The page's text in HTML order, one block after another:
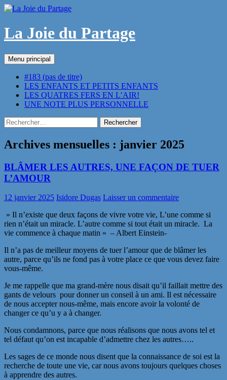
Aller
contenu
La Joie du Partage
Recherche
Menu principal
#183 (pas de titre)
LES ENFANTS ET PETITS ENFANTS
LES QUATRES FERS EN L’AIR!
UNE NOTE PLUS PERSONNELLE
Rechercher :
Archives mensuelles : janvier 2025
BLÂMER LES AUTRES, UNE FAÇON DE TUER
L’AMOUR
12 janvier 2025 Isidore Dugas Laisser un commentaire
» Il n’existe que deux façons de vivre votre vie, L’une comme si
rien n’était un miracle. L’autre comme si tout était un miracle. La
vie commence à chaque matin » – Albert Einstein-
Il n’a pas de meilleur moyens de tuer l’amour que de blâmer les
autre, parce qu’ils ne fond pas à votre place ce que vous devez faire
vous-même.
Je me rappelle que ma grand-mère nous disait qu’il faillait mettre des
gants de velours pour donner un conseil à un ami. Il est nécessaire
de nous accepter nous-même, mais encore avoir la volonté de
changer ce qu’u y a à changer.
Nous condamnons, parce que nous réalisons que nous avons tel et
tel défaut qu’on est incapable d’admettre chez les autres…..
Les sages de ce monde nous disent que la connaissance de soi est la
recherche de toute une vie, car nous avons toujours quelques choses
à apprendre des autres.